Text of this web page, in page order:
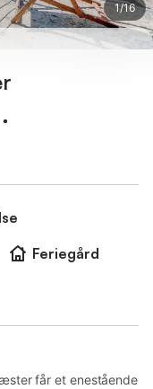
1/16
•
Feriegård
får et enestående